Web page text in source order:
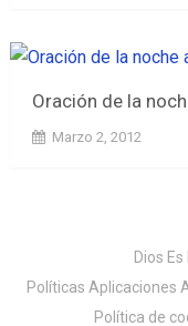
Oración de la
Marzo 2, 2012
Dios
Políticas Aplicaciones
Política de